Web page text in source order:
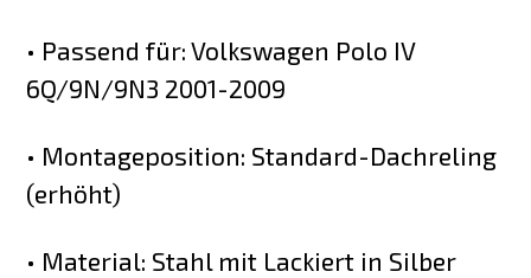
• Passend für: Volkswagen Polo IV
6Q/9N/9N3 2001-2009
• Montageposition: Standard-Dachreling
(erhöht)
• Material: Stahl mit Lackiert in Silber